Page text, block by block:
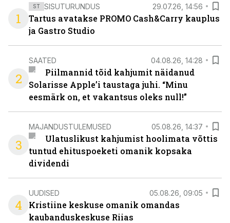
1
ST SISUTURUNDUS 29.07.26, 14:56
Tartus avatakse PROMO Cash&Carry kauplus
ja Gastro Studio
2
SAATED 04.08.26, 14:28
Piilmannid tõid kahjumit näidanud
Solarisse Apple’i taustaga juhi. “Minu
eesmärk on, et vakantsus oleks null!”
3
MAJANDUSTULEMUSED 05.08.26, 14:37
Ulatuslikust kahjumist hoolimata võttis
tuntud ehituspoeketi omanik kopsaka
dividendi
4
UUDISED 05.08.26, 09:05
Kristiine keskuse omanik omandas
kaubanduskeskuse Riias